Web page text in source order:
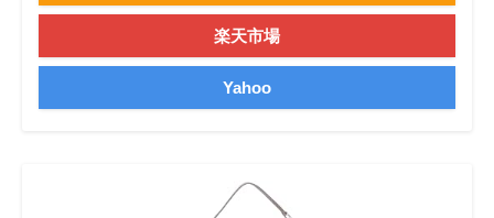
楽天市場
Yahoo